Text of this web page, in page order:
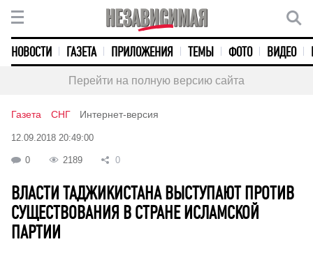
НОВОСТИ ГАЗЕТА ПРИЛОЖЕНИЯ ТЕМЫ ФОТО ВИДЕО
Перейти на полную версию сайта
Газета СНГ Интернет-версия
12.09.2018 20:49:00
0 2189 0
ВЛАСТИ ТАДЖИКИСТАНА ВЫСТУПАЮТ ПРОТИВ
СУЩЕСТВОВАНИЯ В СТРАНЕ ИСЛАМСКОЙ
ПАРТИИ